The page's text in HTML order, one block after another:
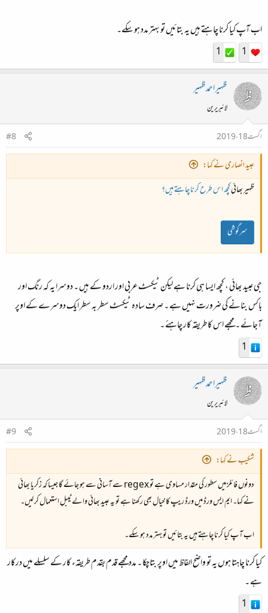
اب آپ کیا کرنا چاہتے ہیں یہ بتائیں تو بہتر مدد ہو سکے۔
1
1
ظہیراحمدظہیر
لائبریرین
اگست 18، 2019
#8
عبید انصاری نے کہا:
ظہیر بھائیکچھ اس طرح کرنا چاہتے ہیں؟
سرگوشی
جی عبید بھائی ، کچھ ایسا ہی کرنا ہے لیکن ٹیکسٹ عربی اور اردو کے ہیں ۔ دوسرا یہ کہ رنگ اور
باکس بنانے کی ضرورت نہیں ہے ۔ صرف سادہ ٹیکسٹ سطر بہ سطر ایک دوسرے کے اوپر
آجائے ۔ مجھے اس کا طریقہ کار چاہئے ۔
1
ظہیراحمدظہیر
لائبریرین
اگست 18، 2019
#9
شکیب نے کہا:
دونوں فائلز میں سطور کی مقدار مساوی ہے تو regex سے آسانی سے ہو جائے گا جیسا کہ زکریا بھائی
نے کہا۔ ایم ایس ورڈ میں ورڈ ریپ کا خیال بھی رکھنا ہے تو یہ عبید بھائی والے ٹیبل استعمال کر لیں۔
اب آپ کیا کرنا چاہتے ہیں یہ بتائیں تو بہتر مدد ہو سکے۔
کیا کرنا چاہتا ہوں یہ تو واضح الفاظ میں اوپر بتاچکا ۔ مدد مجھے قدم بقدم طریقہء کار کے سلسلے میں درکار
ہے ۔
1